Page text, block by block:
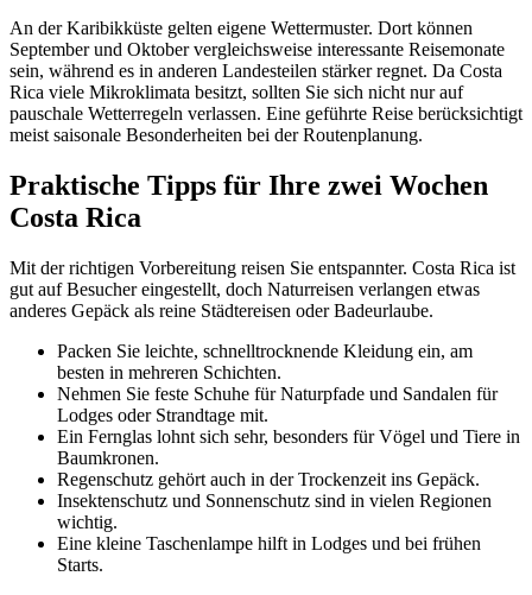
An der Karibikküste gelten eigene Wettermuster. Dort können
September und Oktober vergleichsweise interessante Reisemonate
sein, während es in anderen Landesteilen stärker regnet. Da Costa
Rica viele Mikroklimata besitzt, sollten Sie sich nicht nur auf
pauschale Wetterregeln verlassen. Eine geführte Reise berücksichtigt
meist saisonale Besonderheiten bei der Routenplanung.
Praktische Tipps für Ihre zwei Wochen
Costa Rica
Mit der richtigen Vorbereitung reisen Sie entspannter. Costa Rica ist
gut auf Besucher eingestellt, doch Naturreisen verlangen etwas
anderes Gepäck als reine Städtereisen oder Badeurlaube.
Packen Sie leichte, schnelltrocknende Kleidung ein, am
besten in mehreren Schichten.
Nehmen Sie feste Schuhe für Naturpfade und Sandalen für
Lodges oder Strandtage mit.
Ein Fernglas lohnt sich sehr, besonders für Vögel und Tiere in
Baumkronen.
Regenschutz gehört auch in der Trockenzeit ins Gepäck.
Insektenschutz und Sonnenschutz sind in vielen Regionen
wichtig.
Eine kleine Taschenlampe hilft in Lodges und bei frühen
Starts.